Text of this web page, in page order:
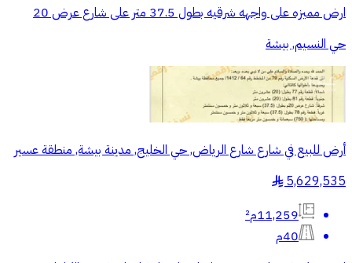
ارض مميزه على واجهه شرقيه بطول 37.5 متر على شارع عرض 20
حي النسيم, بيشة
أرض للبيع في شارع شارع الرياض, حي الخليج, مدينة بيشة, منطقة عسير
5,629,535
§
11,259م²
40م